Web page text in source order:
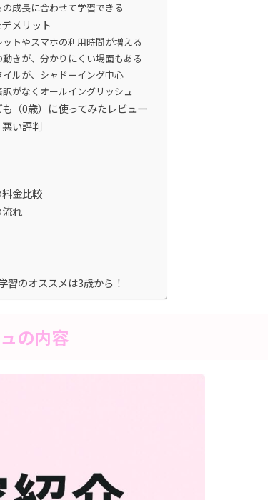
成長に合わせて学習できる
メリット
トやスマホの利用時間が増える
きが、分かりにくい場面もある
ルが、シャドーイング中心
がなくオールイングリッシュ
（0歳）に使ってみたレビュー
い評判
金比較
れ
のオススメは3歳から！
の内容